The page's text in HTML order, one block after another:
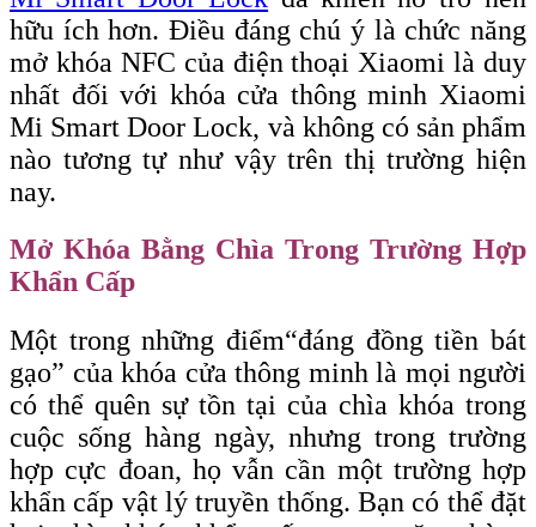
hữu ích hơn. Điều đáng chú ý là chức năng
mở khóa NFC của điện thoại Xiaomi là duy
nhất đối với khóa cửa thông minh Xiaomi
Mi Smart Door Lock, và không có sản phẩm
nào tương tự như vậy trên thị trường hiện
nay.
Mở Khóa Bằng Chìa Trong Trường Hợp
Khẩn Cấp
Một trong những điểm“đáng đồng tiền bát
gạo” của khóa cửa thông minh là mọi người
có thể quên sự tồn tại của chìa khóa trong
cuộc sống hàng ngày, nhưng trong trường
hợp cực đoan, họ vẫn cần một trường hợp
khẩn cấp vật lý truyền thống. Bạn có thể đặt